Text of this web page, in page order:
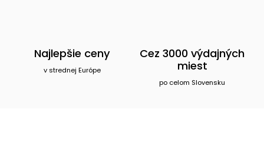
Najlepšie ceny
v strednej Európe
Cez 3000 výdajných
miest
po celom Slovensku